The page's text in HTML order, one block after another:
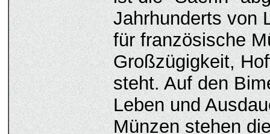
Jahrhunderts von
für französische
Großzügigkeit,
steht. Auf den
Leben und
Münzen stehen